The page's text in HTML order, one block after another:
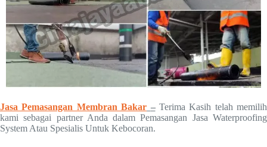
Jasa Pemasangan Membran Bakar –Terima Kasih telah memilih
kami sebagai partner Anda dalam Pemasangan Jasa Waterproofing
System Atau Spesialis Untuk Kebocoran.